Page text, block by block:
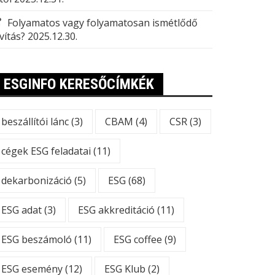
Folyamatos vagy folyamatosan ismétlődő
2025.12.30.
ESGINFO KERESŐCÍMKÉK
beszállítói lánc(3) CBAM (4) CSR(3)
cégek ESG feladatai (11)
dekarbonizáció (5) ESG (68)
ESG adat(3) ESG akkreditáció (11)
ESG beszámoló (11) ESG coffee (9)
ESG esemény(12) ESG Klub (2)